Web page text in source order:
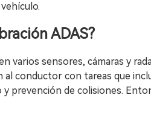
ADAS?
varios sensores, cámaras y
al conductor con tareas que
prevención de colisiones.